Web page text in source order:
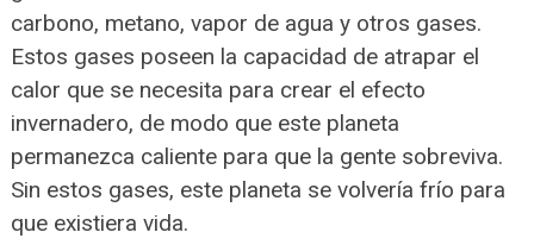
carbono, metano, vapor de agua y otros gases.
Estos gases poseen la capacidad de atrapar el
calor que se necesita para crear el efecto
invernadero, de modo que este planeta
permanezca caliente para que la gente sobreviva.
Sin estos gases, este planeta se volvería frío para
que existiera vida.